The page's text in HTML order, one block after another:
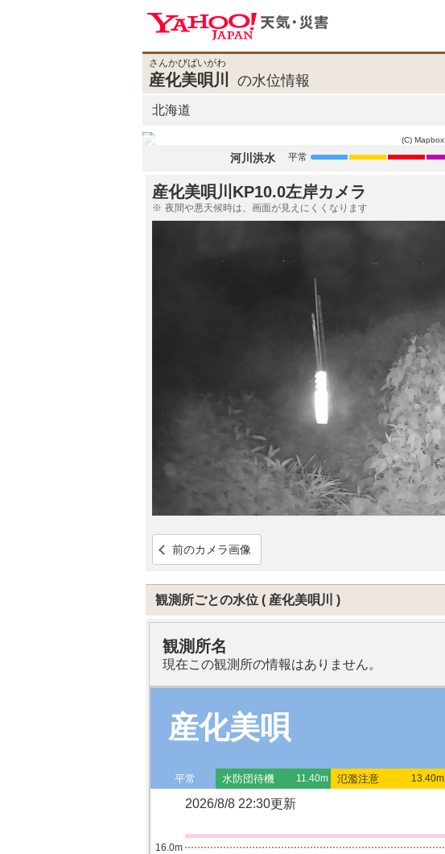
さんかびばいがわ
産化美唄川 の水位情報
北海道
(C) Mapbox
河川洪水 平常
産化美唄川KP10.0左岸カメラ
夜間や悪天候時は、画面が見えにくくなります
前のカメラ画像
観測所ごとの水位 産化美唄川
観測所名
現在この観測所の情報はありません。
産化美唄
平常 水防団待機 11.40m 氾濫注意 13.40m
2026/8/8 22:30更新
16.0m